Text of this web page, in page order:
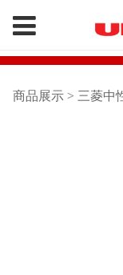
UMN-
商品展示> 三菱中